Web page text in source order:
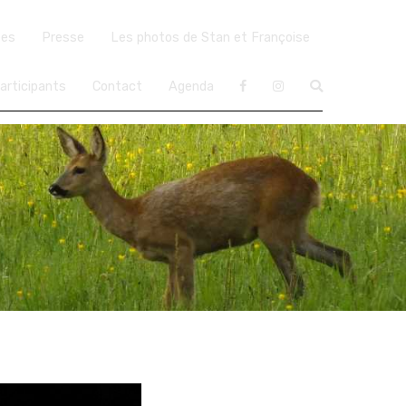
Presse Les photos de Stan et Françoise
Contact Agenda